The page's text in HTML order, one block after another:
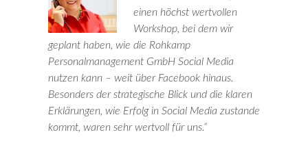
einen höchst wertvollen
Workshop, bei dem wir
geplant haben, wie die Rohkamp
Personalmanagement GmbH Social Media
nutzen kann – weit über Facebook hinaus.
Besonders der strategische Blick und die klaren
Erklärungen, wie Erfolg in Social Media zustande
kommt, waren sehr wertvoll für uns.“